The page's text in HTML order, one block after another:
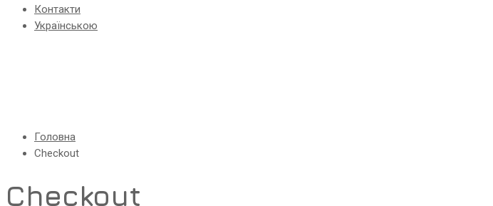
Контакти
Українською
Головна
Checkout
Checkout